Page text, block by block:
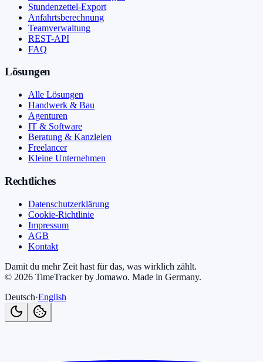
Stundenzettel-Export
Anfahrtsberechnung
Teamverwaltung
REST-API
FAQ
Lösungen
Alle Lösungen
Handwerk & Bau
Agenturen
IT & Software
Beratung & Kanzleien
Freelancer
Kleine Unternehmen
Rechtliches
Datenschutzerklärung
Cookie-Richtlinie
Impressum
AGB
Kontakt
Damit du mehr Zeit hast für das, was wirklich zählt.
© 2026 TimeTracker by Jomawo. Made in Germany.
Deutsch·English